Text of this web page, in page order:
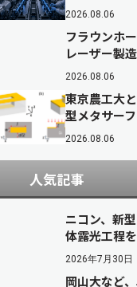
2026.08.06
フラウンホ
レーザー製
2026.08.06
東京農工大
型メタサー
2026.08.06
人気記事
ニコン、新
体露光工程
2026年7月30日
岡山大など